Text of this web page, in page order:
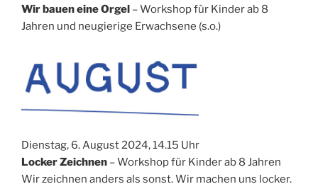
Wir bauen eine Orgel – Workshop für Kinder ab 8
Jahren und neugierige Erwachsene (s.o.)
Dienstag, 6. August 2024, 14.15 Uhr
Locker Zeichnen – Workshop für Kinder ab 8 Jahren
Wir zeichnen anders als sonst. Wir machen uns locker.